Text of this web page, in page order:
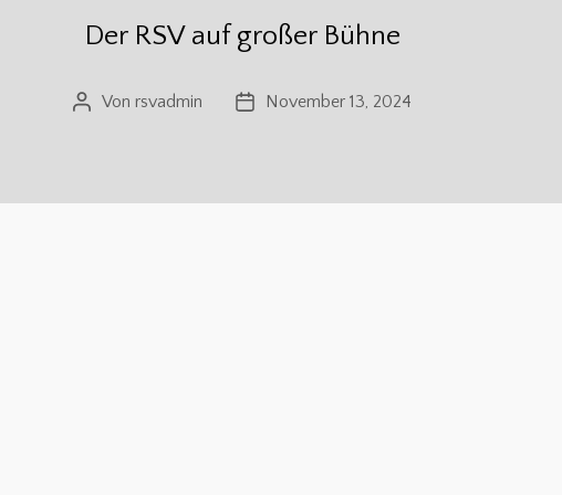
Der RSV auf großer Bühne
Beitragsautor
Von rsvadmin Veröffentlichungsdatum
November 13, 2024